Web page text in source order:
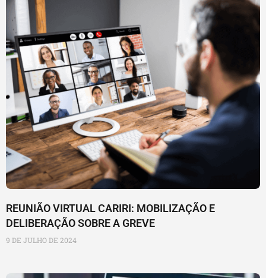
REUNIÃO VIRTUAL CARIRI: MOBILIZAÇÃO E
DELIBERAÇÃO SOBRE A GREVE
9 DE JULHO DE 2024